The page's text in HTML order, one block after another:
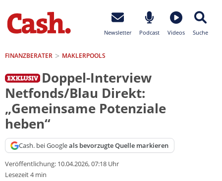
Newsletter Podcast Videos Suche
FINANZBERATER MAKLERPOOLS
Doppel-Interview
Netfonds/Blau Direkt:
„Gemeinsame Potenziale
heben“
Cash. bei Googleals bevorzugte Quelle markieren
Veröffentlichung: 10.04.2026, 07:18 Uhr
Lesezeit 4 min